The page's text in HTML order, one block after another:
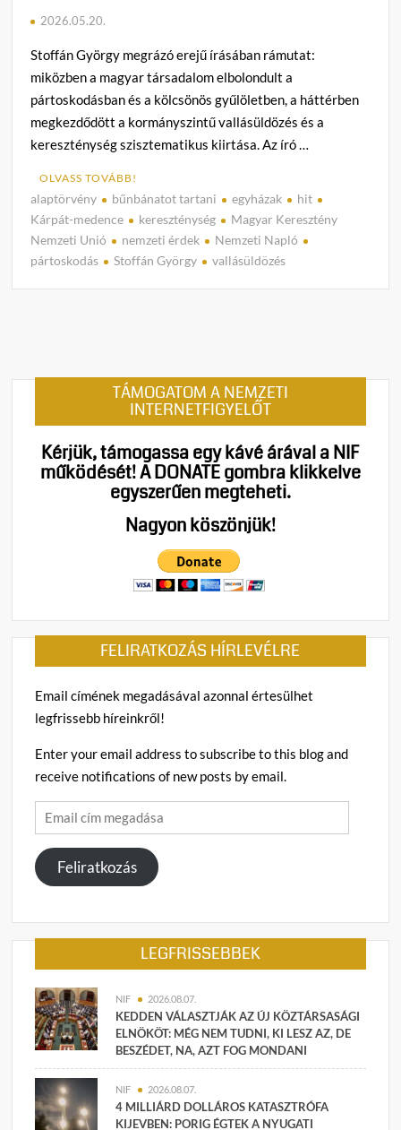
2026.05.20.
Stoffán György megrázó erejű írásában rámutat:
miközben a magyar társadalom elbolondult a
pártoskodásban és a kölcsönös gyűlöletben, a háttérben
megkezdődött a kormányszintű vallásüldözés és a
kereszténység szisztematikus kiirtása. Az író …
OLVASS TOVÁBB!
alaptörvény bűnbánatot tartani egyházak
hit
Kárpát-medence
kereszténység
Magyar Keresztény
Nemzeti Unió
nemzeti érdek
Nemzeti Napló
pártoskodás
Stoffán György vallásüldözés
TÁMOGATOM A NEMZETI
INTERNETFIGYELŐT
Kérjük, támogassa egy kávé árával a NIF
működését!A DONATE gombra klikkelve
egyszerűen megteheti.
Nagyon köszönjük!
FELIRATKOZÁS HÍRLEVÉLRE
Email címének megadásával azonnal értesülhet
legfrissebb híreinkről!
Enter your email address to subscribe to this blog and
receive notifications of new posts by email.
Email
cím
megadása
Feliratkozás
LEGFRISSEBBEK
NIF 2026.08.07.
KEDDEN VÁLASZTJÁK AZ ÚJ KÖZTÁRSASÁGI
ELNÖKÖT: MÉG NEM TUDNI, KI LESZ AZ, DE
BESZÉDET, NA, AZT FOG MONDANI
NIF 2026.08.07.
4 MILLIÁRD DOLLÁROS KATASZTRÓFA
KIJEVBEN: PORIG ÉGTEK A NYUGATI